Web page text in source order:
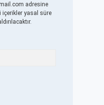
adresine
içerikler yasal süre